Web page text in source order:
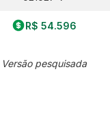
R$ 54.596
Versão pesquisada